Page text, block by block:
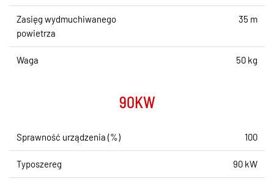
Zasięg wydmuchiwanego
powietrza
35 m
Waga 50 kg
90KW
Sprawność urządzenia (%) 100
Typoszereg 90 kW